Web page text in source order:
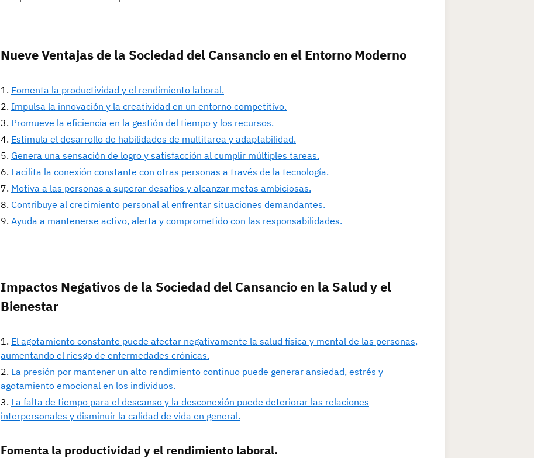
Nueve Ventajas de la Sociedad del Cansancio en el Entorno Moderno
Fomenta la productividad y el rendimiento laboral.
Impulsa la innovación y la creatividad en un entorno competitivo.
Promueve la eficiencia en la gestión del tiempo y los recursos.
Estimula el desarrollo de habilidades de multitarea y adaptabilidad.
Genera una sensación de logro y satisfacción al cumplir múltiples tareas.
Facilita la conexión constante con otras personas a través de la tecnología.
Motiva a las personas a superar desafíos y alcanzar metas ambiciosas.
Contribuye al crecimiento personal al enfrentar situaciones demandantes.
Ayuda a mantenerse activo, alerta y comprometido con las responsabilidades.
Impactos Negativos de la Sociedad del Cansancio en la Salud y el
Bienestar
El agotamiento constante puede afectar negativamente la salud física y mental de las personas,
aumentando el riesgo de enfermedades crónicas.
La presión por mantener un alto rendimiento continuo puede generar ansiedad, estrés y
agotamiento emocional en los individuos.
La falta de tiempo para el descanso y la desconexión puede deteriorar las relaciones
interpersonales y disminuir la calidad de vida en general.
Fomenta la productividad y el rendimiento laboral.